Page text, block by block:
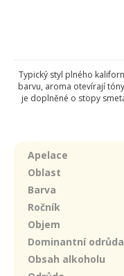
Typický styl plného
barvu, aroma otevírají
je doplněné o stopy
Apelace
Oblast
Barva
Ročník
Objem
Dominantní odrůda
Obsah alkoholu